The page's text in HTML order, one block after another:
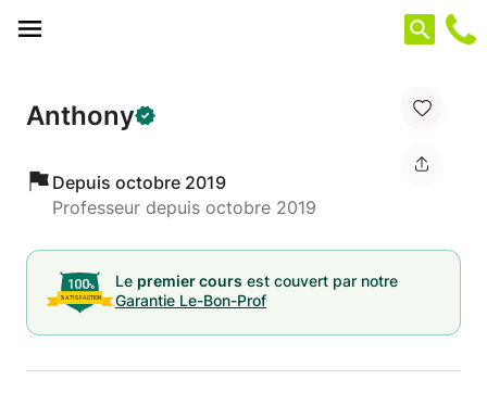
Anthony
Depuis octobre 2019
Professeur depuis octobre 2019
Le premier cours est couvert par notre
Garantie Le-Bon-Prof